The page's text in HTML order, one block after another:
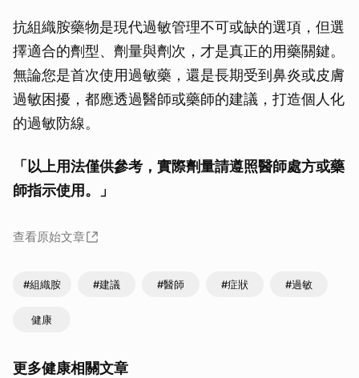
抗組織胺藥物是現代過敏管理不可或缺的選項，但選
擇適合的劑型、劑量與劑次，才是真正的用藥關鍵。
無論您是首次使用過敏藥，還是長期受到鼻炎或皮膚
過敏困擾，都應透過醫師或藥師的建議，打造個人化
的過敏防線。
「以上用法僅供參考，實際劑量請遵照醫師處方或藥
師指示使用。」
查看原始文章
#組織胺 #建議 #醫師 #症狀 #過敏
健康
更多健康相關文章